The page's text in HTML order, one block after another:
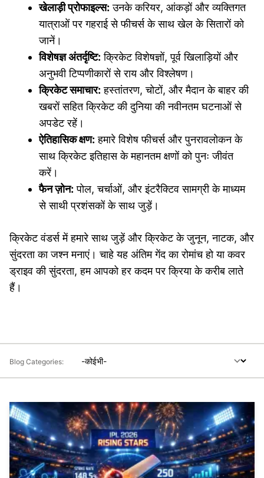
खेलाड़ी प्रोफाइल्स: उनके करियर, आंकड़ों और व्यक्तिगत
यात्राओं पर गहराई से फीचर्स के साथ खेल के सितारों को
जानें।
विशेषज्ञ अंतर्दृष्टि: क्रिकेट विशेषज्ञों, पूर्व खिलाड़ियों और
अनुभवी टिप्पणीकारों से राय और विश्लेषण।
क्रिकेट समाचार: हस्तांतरण, चोटों, और मैदान के बाहर की
खबरों सहित क्रिकेट की दुनिया की नवीनतम घटनाओं से
अपडेट रहें।
ऐतिहासिक क्षण: हमारे विशेष फीचर्स और पुनरावलोकन के
साथ क्रिकेट इतिहास के महानतम क्षणों को पुनः जीवंत
करें।
फैन ज़ोन: पोल, चर्चाओं, और इंटरैक्टिव सामग्री के माध्यम
से साथी प्रशंसकों के साथ जुड़ें।
क्रिकेट वंडर्स में हमारे साथ जुड़ें और क्रिकेट के जुनून, नाटक, और
सुंदरता का जश्न मनाएं। चाहे यह अंतिम गेंद का रोमांच हो या कवर
ड्राइव की सुंदरता, हम आपको हर कदम पर क्रिया के करीब लाते
हैं।
Blog Categories: